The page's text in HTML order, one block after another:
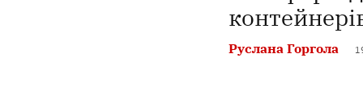
Руслана Горгола